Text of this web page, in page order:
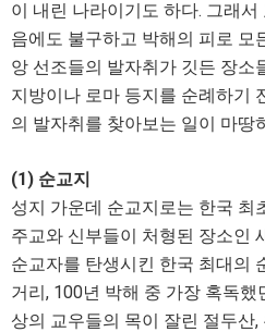
이 내린 나라이기도 하다. 그래
음에도 불구하고 박해의 피로 모
앙 선조들의 발자취가 깃든 장소
지방이나 로마 등지를 순례하기
의 발자취를 찾아보는 일이 마땅
(1) 순교지
성지 가운데 순교지로는 한국 최
주교와 신부들이 처형된 장소인
순교자를 탄생시킨 한국 최대의
거리, 100년 박해 중 가장 혹독
상의 교우들의 목이 잘린 절두산